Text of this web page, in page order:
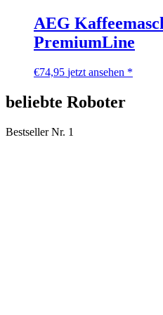
AEG
PremiumLine
€74,95 jetzt ansehen *
beliebte Roboter
Bestseller Nr. 1